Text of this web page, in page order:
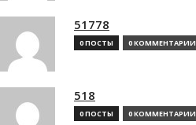
51778
0 ПОСТЫ 0 КОММЕНТАРИИ
518
0 ПОСТЫ 0 КОММЕНТАРИИ